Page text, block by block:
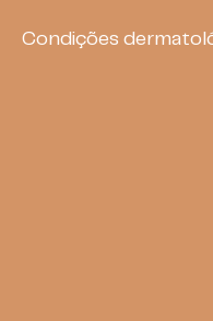
Condições